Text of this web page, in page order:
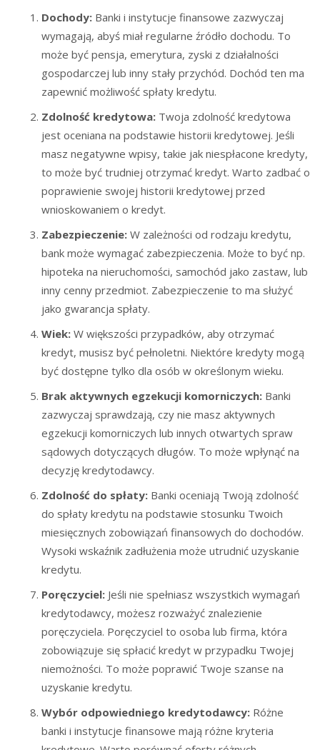
Dochody: Banki i instytucje finansowe zazwyczaj
wymagają, abyś miał regularne źródło dochodu. To
może być pensja, emerytura, zyski z działalności
gospodarczej lub inny stały przychód. Dochód ten ma
zapewnić możliwość spłaty kredytu.
Zdolność kredytowa: Twoja zdolność kredytowa
jest oceniana na podstawie historii kredytowej. Jeśli
masz negatywne wpisy, takie jak niespłacone kredyty,
to może być trudniej otrzymać kredyt. Warto zadbać o
poprawienie swojej historii kredytowej przed
wnioskowaniem o kredyt.
Zabezpieczenie: W zależności od rodzaju kredytu,
bank może wymagać zabezpieczenia. Może to być np.
hipoteka na nieruchomości, samochód jako zastaw, lub
inny cenny przedmiot. Zabezpieczenie to ma służyć
jako gwarancja spłaty.
Wiek: W większości przypadków, aby otrzymać
kredyt, musisz być pełnoletni. Niektóre kredyty mogą
być dostępne tylko dla osób w określonym wieku.
Brak aktywnych egzekucji komorniczych: Banki
zazwyczaj sprawdzają, czy nie masz aktywnych
egzekucji komorniczych lub innych otwartych spraw
sądowych dotyczących długów. To może wpłynąć na
decyzję kredytodawcy.
Zdolność do spłaty: Banki oceniają Twoją zdolność
do spłaty kredytu na podstawie stosunku Twoich
miesięcznych zobowiązań finansowych do dochodów.
Wysoki wskaźnik zadłużenia może utrudnić uzyskanie
kredytu.
Poręczyciel: Jeśli nie spełniasz wszystkich wymagań
kredytodawcy, możesz rozważyć znalezienie
poręczyciela. Poręczyciel to osoba lub firma, która
zobowiązuje się spłacić kredyt w przypadku Twojej
niemożności. To może poprawić Twoje szanse na
uzyskanie kredytu.
Wybór odpowiedniego kredytodawcy: Różne
banki i instytucje finansowe mają różne kryteria